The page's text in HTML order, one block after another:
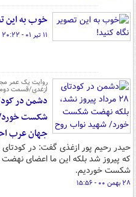
خوب به این
۱۱ تیر ۰۱ - ۲۰:۲۲
روایت یک عمر
ازغدی/قسمت
شکست خورد/
جهان عرب
که پیروز شد بلکه این ما اعضای
شکست خوردیم.
۲۸ بهمن ۰۰ - ۱۵:۵۶